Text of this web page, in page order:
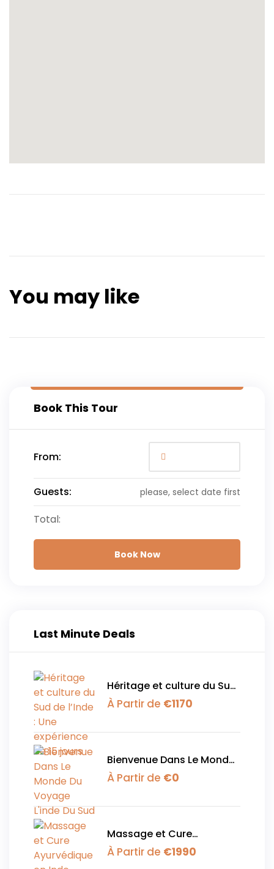
You may like
Book This Tour
From:
Guests: please, select date first
Total:
Book Now
Last Minute Deals
Héritage et culture du Sud
de l’Inde : Une expérience
À Partir de €1170
Bienvenue Dans Le Monde
Du Voyage L'inde Du Sud
À Partir de €0
Massage et Cure
Ayurvédique en Inde
À Partir de €1990